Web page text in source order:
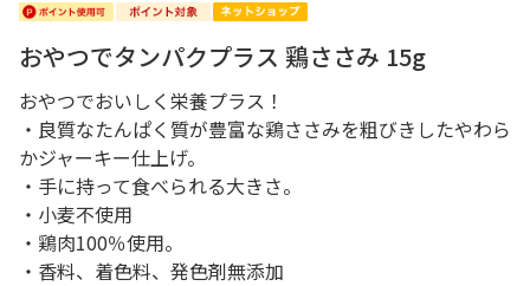
おやつでタンパクプラス 鶏ささみ 15g
おやつでおいしく栄養プラス！
・良質なたんぱく質が豊富な鶏ささみを粗びきしたやわら
かジャーキー仕上げ。
・手に持って食べられる大きさ。
・小麦不使用
・鶏肉100％使用。
・香料、着色料、発色剤無添加